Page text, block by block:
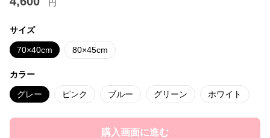
円
サイズ
70×40cm 80×45cm
カラー
グレー ピンク ブルー グリーン ホワイト
購入画面に進む